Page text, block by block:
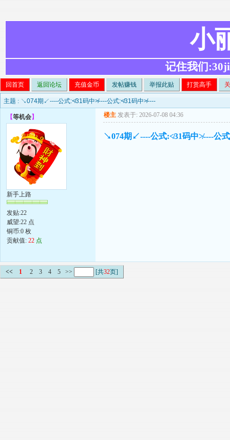
小
记住我们
回首页 返回论坛 充值金币 发帖赚钱 举报此贴 打赏高手
主题 : ↘074期↙----公式:≮31码中≯----公式:≮31码中≯----
【等机会】
新手上路
发贴:22
威望:22 点
铜币:0 枚
贡献值: 22 点
楼主 发表于: 2026-07-08 04:36
↘074期↙----公式:≮31码中≯----公
<< 1 2 3 4 5 >> [共32页]